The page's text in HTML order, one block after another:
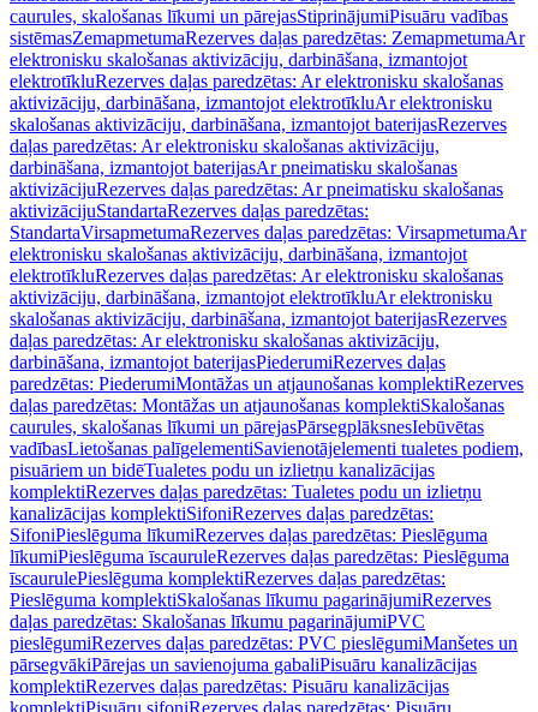
caurules, skalošanas līkumi un pārejasStiprinājumiPisuāru vadības
sistēmasZemapmetumaRezerves daļas paredzētas: ZemapmetumaAr
elektronisku skalošanas aktivizāciju, darbināšana, izmantojot
elektrotīkluRezerves daļas paredzētas: Ar elektronisku skalošanas
aktivizāciju, darbināšana, izmantojot elektrotīkluAr elektronisku
skalošanas aktivizāciju, darbināšana, izmantojot baterijasRezerves
daļas paredzētas: Ar elektronisku skalošanas aktivizāciju,
darbināšana, izmantojot baterijasAr pneimatisku skalošanas
aktivizācijuRezerves daļas paredzētas: Ar pneimatisku skalošanas
aktivizācijuStandartaRezerves daļas paredzētas:
StandartaVirsapmetumaRezerves daļas paredzētas: VirsapmetumaAr
elektronisku skalošanas aktivizāciju, darbināšana, izmantojot
elektrotīkluRezerves daļas paredzētas: Ar elektronisku skalošanas
aktivizāciju, darbināšana, izmantojot elektrotīkluAr elektronisku
skalošanas aktivizāciju, darbināšana, izmantojot baterijasRezerves
daļas paredzētas: Ar elektronisku skalošanas aktivizāciju,
darbināšana, izmantojot baterijasPiederumiRezerves daļas
paredzētas: PiederumiMontāžas un atjaunošanas komplektiRezerves
daļas paredzētas: Montāžas un atjaunošanas komplektiSkalošanas
caurules, skalošanas līkumi un pārejasPārsegplāksnesIebūvētas
vadībasLietošanas palīgelementiSavienotājelementi tualetes podiem,
pisuāriem un bidēTualetes podu un izlietņu kanalizācijas
komplektiRezerves daļas paredzētas: Tualetes podu un izlietņu
kanalizācijas komplektiSifoniRezerves daļas paredzētas:
SifoniPieslēguma līkumiRezerves daļas paredzētas: Pieslēguma
līkumiPieslēguma īscauruleRezerves daļas paredzētas: Pieslēguma
īscaurulePieslēguma komplektiRezerves daļas paredzētas:
Pieslēguma komplektiSkalošanas līkumu pagarinājumiRezerves
daļas paredzētas: Skalošanas līkumu pagarinājumiPVC
pieslēgumiRezerves daļas paredzētas: PVC pieslēgumiManšetes un
pārsegvākiPārejas un savienojuma gabaliPisuāru kanalizācijas
komplektiRezerves daļas paredzētas: Pisuāru kanalizācijas
komplektiPisuāru sifoniRezerves daļas paredzētas: Pisuāru